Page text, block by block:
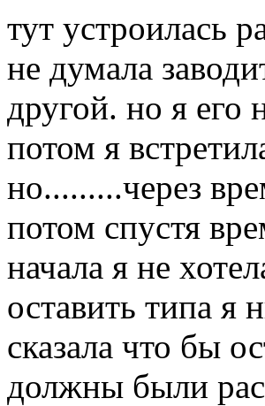
тут устроилась
не думала
другой. но я его
потом я
но.........через
потом спустя
начала я не
оставить типа я
сказала что бы
должны были